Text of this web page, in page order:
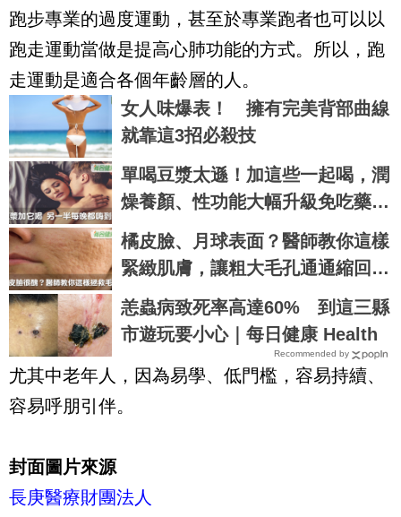
跑步專業的過度運動，甚至於專業跑者也可以以
跑走運動當做是提高心肺功能的方式。所以，跑
走運動是適合各個年齡層的人。
女人味爆表！ 擁有完美背部曲線
就靠這3招必殺技
單喝豆漿太遜！加這些一起喝，潤
燥養顏、性功能大幅升級免吃藥｜
每日健康 Health
橘皮臉、月球表面？醫師教你這樣
緊緻肌膚，讓粗大毛孔通通縮回
去！｜每日健康 Health
恙蟲病致死率高達60% 到這三縣
市遊玩要小心｜每日健康 Health
Recommended by
尤其中老年人，因為易學、低門檻，容易持續、
容易呼朋引伴。
封面圖片來源
長庚醫療財團法人